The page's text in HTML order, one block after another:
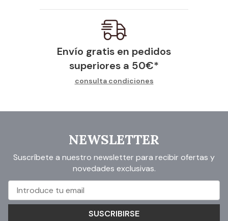
Envío gratis en pedidos
superiores a 50€*
consulta condiciones
NEWSLETTER
Suscríbete a nuestro newsletter para recibir ofertas y
novedades exclusivas.
SUSCRIBIRSE